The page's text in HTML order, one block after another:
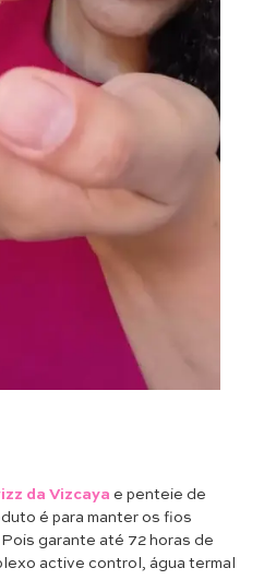
da Vizcaya e penteie de
é para manter os fios
garante até 72 horas de
active control, água termal